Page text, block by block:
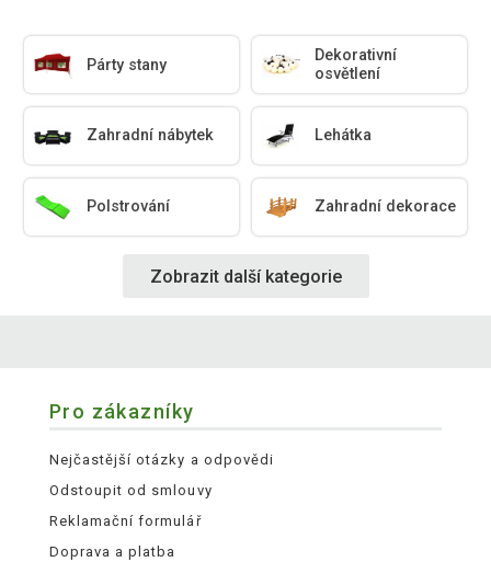
Párty stany
Dekorativní
osvětlení
Zahradní nábytek Lehátka
Polstrování Zahradní dekorace
Zobrazit další kategorie
Pro zákazníky
Nejčastější otázky a odpovědi
Odstoupit od smlouvy
Reklamační formulář
Doprava a platba